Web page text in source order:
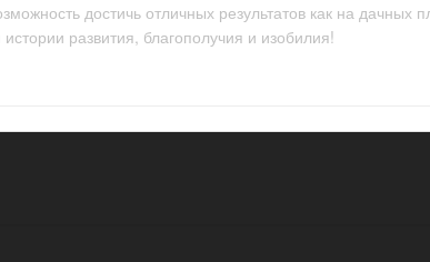
достичь отличных результатов как на дачных
развития, благополучия и изобилия!